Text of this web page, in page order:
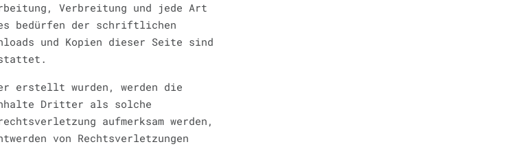
Verbreitung und jede Art
bedürfen der schriftlichen
und Kopien dieser Seite sind
erstellt wurden, werden die
Dritter als solche
aufmerksam werden,
von Rechtsverletzungen